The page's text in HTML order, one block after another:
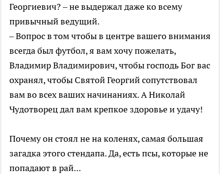
Георгиевич? – не выдержал даже ко всему
привычный ведущий.
– Вопрос в том чтобы в центре вашего внимания
всегда был футбол, я вам хочу пожелать,
Владимир Владимирович, чтобы господь Бог вас
охранял, чтобы Святой Георгий сопутствовал
вам во всех ваших начинаниях. А Николай
Чудотворец дал вам крепкое здоровье и удачу!
Почему он стоял не на коленях, самая большая
загадка этого стендапа. Да, есть псы, которые не
попадают в рай...